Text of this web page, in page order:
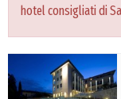
hotel consigliati di